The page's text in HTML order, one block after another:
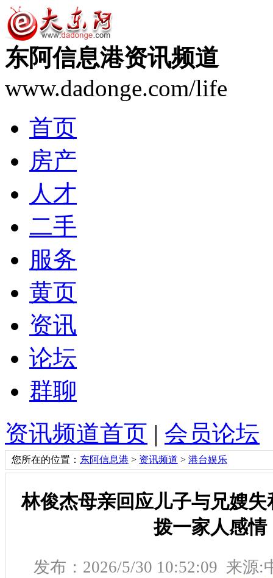
东阿信息港资讯频道
www.dadonge.com/life
首页
房产
人才
二手
服务
黄页
资讯
论坛
群聊
资讯频道首页 | 会员论坛
您所在的位置： 东阿信息港 > 资讯频道 > 港台娱乐
林俊杰母亲回应儿子与兄嫂
拨一家人感情
发布：2026/5/30 10:52:09 来源